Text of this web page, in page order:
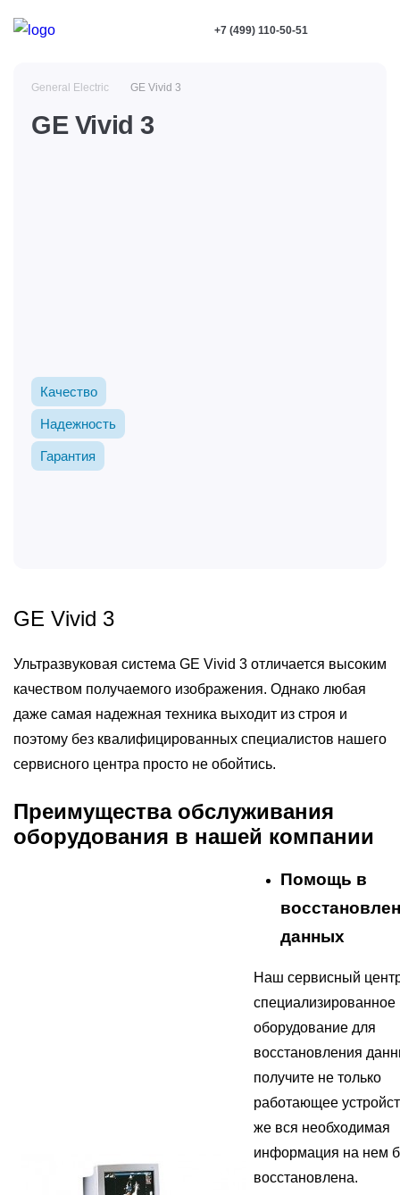
+7 (499) 110-50-51
General Electric GE Vivid 3
GE Vivid 3
Качество
Надежность
Гарантия
GE Vivid 3
Ультразвуковая система GE Vivid 3 отличается высоким
качеством получаемого изображения. Однако любая
даже самая надежная техника выходит из строя и
поэтому без квалифицированных специалистов нашего
сервисного центра просто не обойтись.
Преимущества обслуживания
оборудования в нашей компании
Помощь в
данных
Наш сервисный
специализированное
оборудование для
восстановления
получите не только
работающее
же вся необходимая
информация на нем
восстановлена.